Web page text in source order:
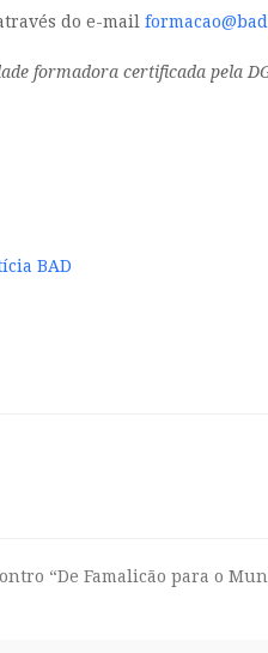
do e-mail
formadora certificada pela
BAD
“De Famalicão para o